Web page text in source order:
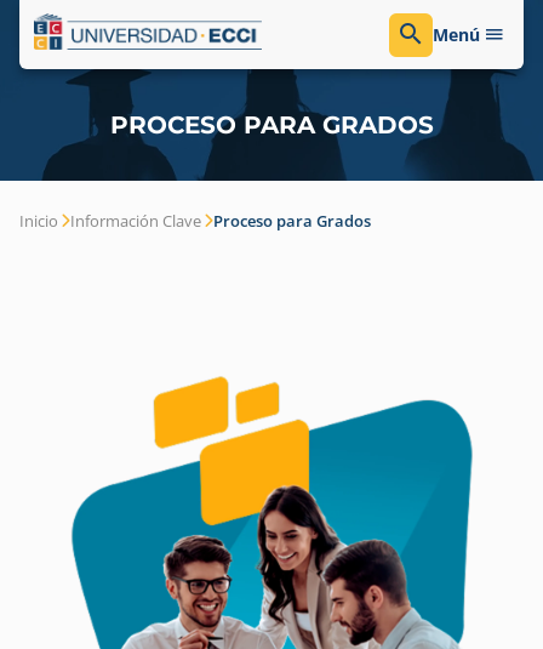
Menú
PROCESO PARA GRADOS
Inicio Información Clave Proceso para Grados